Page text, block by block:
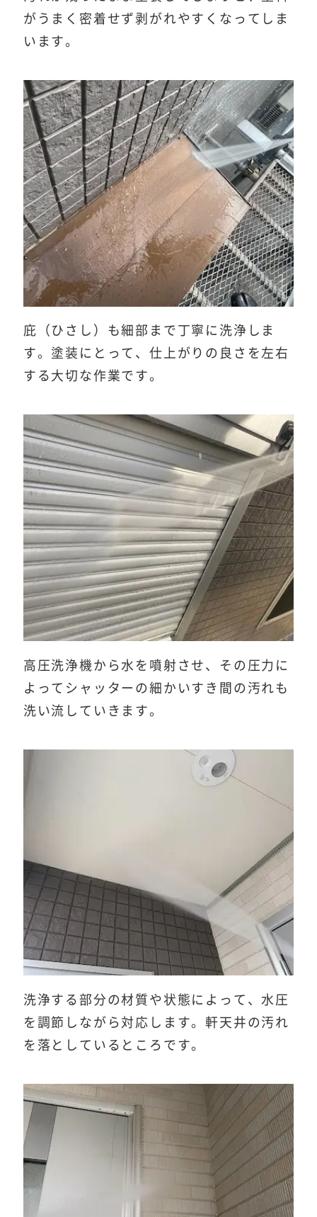
がうまく密着せず剥がれやすくなってしま
います。
庇（ひさし）も細部まで丁寧に洗浄しま
す。塗装にとって、仕上がりの良さを左右
する大切な作業です。
高圧洗浄機から水を噴射させ、その圧力に
よってシャッターの細かいすき間の汚れも
洗い流していきます。
洗浄する部分の材質や状態によって、水圧
を調節しながら対応します。軒天井の汚れ
を落としているところです。